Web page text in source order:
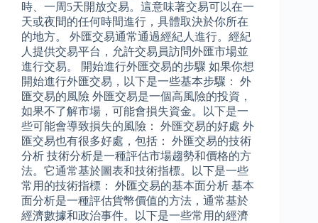
時、一周5天開放交易。這意味著交易可以在一
天或夜間的任何時間進行，具體取決於你所在
的地方。 外匯交易通常通過經紀人進行。經紀
人提供交易平台，允許交易員訪問外匯市場並
進行交易。 開始進行外匯交易的步驟 如果你想
開始進行外匯交易，以下是一些基本步驟： 外
匯交易的風險 外匯交易是一個高風險的投資，
如果不了解市場，可能會損失資金。以下是一
些可能會導致損失的風險： 外匯交易的好處 外
匯交易也有很多好處，包括： 外匯交易的技術
分析 技術分析是一種評估市場趨勢和價格的方
法。它通常基於圖表和技術指標。以下是一些
常用的技術指標： 外匯交易的基本面分析 基本
面分析是一種評估貨幣價值的方法，通常基於
經濟數據和政治事件。以下是一些常用的經濟